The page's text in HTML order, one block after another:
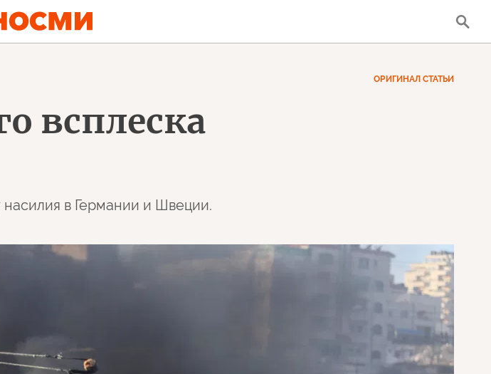
ОРИГИНАЛ СТАТЬИ
всплеска
в Германии и Швеции.